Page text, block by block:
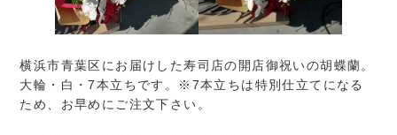
横浜市青葉区にお届けした寿司店の開店御祝いの胡蝶蘭。
大輪・白・7本立ちです。※7本立ちは特別仕立てになる
ため、お早めにご注文下さい。